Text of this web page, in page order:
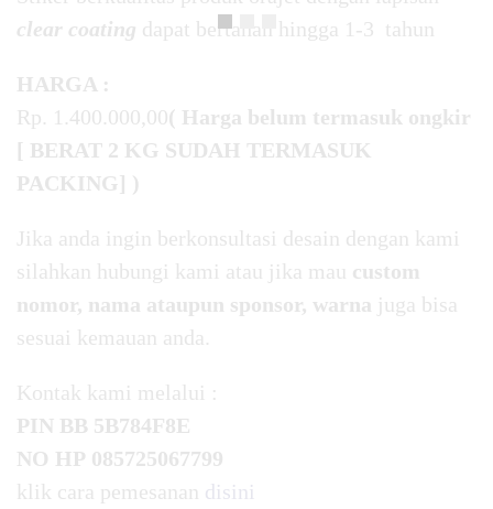
clear coating dapat bertahan hingga 1-3 tahun
HARGA :
Rp. 1.400.000,00( Harga belum termasuk ongkir
[ BERAT 2 KG SUDAH TERMASUK
PACKING] )
Jika anda ingin berkonsultasi desain dengan kami
silahkan hubungi kami atau jika mau custom
nomor, nama ataupun sponsor, warna juga bisa
sesuai kemauan anda.
Kontak kami melalui :
PIN BB 5B784F8E
NO HP 085725067799
klik cara pemesanan disini